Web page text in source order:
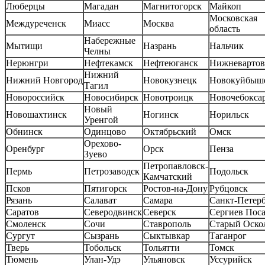
Люберцы
Магадан Магнитогорск
Майкоп
Междуреченск
Миасс Москва
Московская
область
Мытищи
Набережные
Челны
Назрань
Нальчик
Нерюнгри
Нефтекамск Нефтеюганск
Нижний Новгород
Нижний
Тагил
Новокузнецк
Новороссийск
Новосибирск Новотроицк
Новошахтинск
Новый
Уренгой
Ногинск
Норильск
Обнинск
Одинцово Октябрьский
Омск
Оренбург
Орехово-
Зуево
Орск Пенза
Пермь Петрозаводск
Петропавловск-
Камчатский
Подольск
Псков
Пятигорск Ростов-на-ДонуРубцовск
Рязань
Салават Самара
Санкт-
Саратов
СеверодвинскСеверск
Сергиев
Смоленск
Сочи Ставрополь
Старый
Сургут
Сызрань Сыктывкар
Таганрог
Тверь
Тобольск Тольятти
Томск
Тюмень
Улан-Удэ Ульяновск
Уссурийск